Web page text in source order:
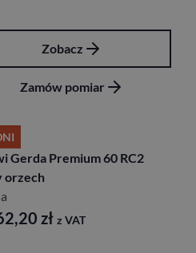
Zobacz
Zamów pomiar
Gerda Premium 60 RC2
orzech
zł z VAT